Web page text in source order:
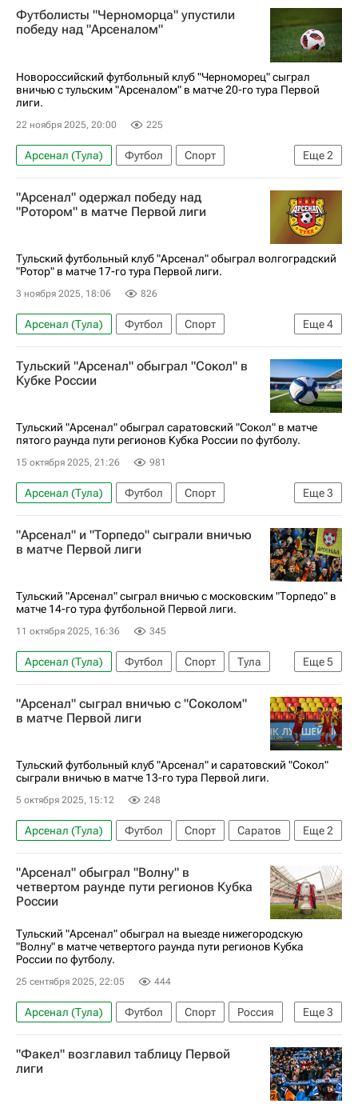
Футболисты "Черноморца" упустили
победу над "Арсеналом"
Новороссийский футбольный клуб "Черноморец" сыграл
вничью с тульским "Арсеналом" в матче 20-го тура Первой
лиги.
22 ноября 2025, 20:00 225
Еще2
Арсенал (Тула) Футбол
Спорт
Черноморец (Новороссийск)
Первая лига
"Арсенал" одержал победу над
"Ротором" в матче Первой лиги
Тульский футбольный клуб "Арсенал" обыграл волгоградский
"Ротор" в матче 17-го тура Первой лиги.
3 ноября 2025, 18:06 826
Еще4
Арсенал (Тула) Футбол
Спорт
Даниил Пенчиков
Артём Симонян
Ротор
Первая лига
Тульский "Арсенал" обыграл "Сокол" в
Кубке России
Тульский "Арсенал" обыграл саратовский "Сокол" в матче
пятого раунда пути регионов Кубка России по футболу.
15 октября 2025, 21:26 981
Еще3
Арсенал (Тула) Футбол
Спорт
Максим Максимов (футбол)
Сокол (Саратов)
Кубок России по футболу
"Арсенал" и "Торпедо" сыграли вничью
в матче Первой лиги
Тульский "Арсенал" сыграл вничью с московским "Торпедо" в
матче 14-го тура футбольной Первой лиги.
11 октября 2025, 16:36 345
Еще5
Арсенал (Тула) Футбол Спорт
Тула
Алексей Каштанов
Владислав Шитов
Александр Пуцко
Торпедо (Москва)
"Арсенал" сыграл вничью с "Соколом"
в матче Первой лиги
Тульский футбольный клуб "Арсенал" и саратовский "Сокол"
сыграли вничью в матче 13-го тура Первой лиги.
5 октября 2025, 15:12 248
Еще2
Арсенал (Тула) Футбол Спорт
Саратов
Первая лига
Сокол (Саратов)
"Арсенал" обыграл "Волну" в
четвертом раунде пути регионов Кубка
России
Тульский "Арсенал" обыграл на выезде нижегородскую
"Волну" в матче четвертого раунда пути регионов Кубка
России по футболу.
25 сентября 2025, 22:05 444
Еще3
Арсенал (Тула) Футбол Спорт
Россия
Нижний Новгород
Набережные Челны
Кубок России по футболу
"Факел" возглавил таблицу Первой
лиги